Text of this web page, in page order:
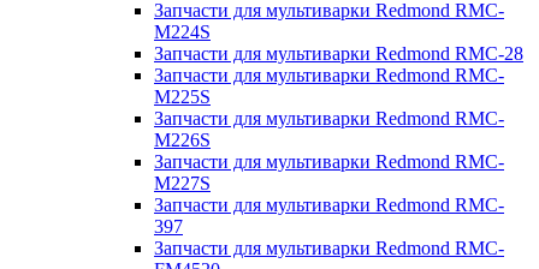
Запчасти для мультиварки Redmond RMC-
M224S
Запчасти для мультиварки Redmond RMC-28
Запчасти для мультиварки Redmond RMC-
M225S
Запчасти для мультиварки Redmond RMC-
M226S
Запчасти для мультиварки Redmond RMC-
M227S
Запчасти для мультиварки Redmond RMC-
397
Запчасти для мультиварки Redmond RMC-